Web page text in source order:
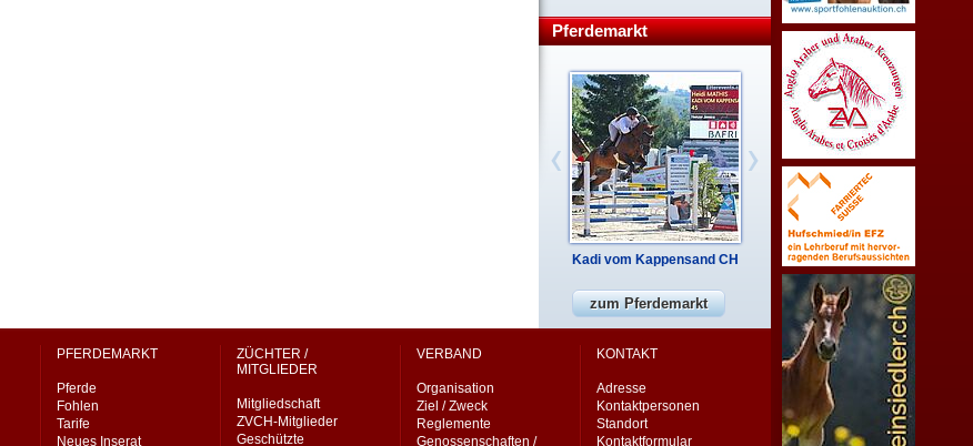
Pferdemarkt
Kadi vom Kappensand CH
zum Pferdemarkt
PFERDEMARKT
Pferde
Fohlen
Tarife
Neues Inserat
ZÜCHTER /
MITGLIEDER
Mitgliedschaft
ZVCH-Mitglieder
Geschützte
VERBAND
Organisation
Ziel / Zweck
Reglemente
Genossenschaften /
KONTAKT
Adresse
Kontaktpersonen
Standort
Kontaktformular